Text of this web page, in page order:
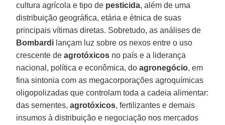
cultura agrícola e tipo de pesticida, além de uma
distribuição geográfica, etária e étnica de suas
principais vítimas diretas. Sobretudo, as análises de
Bombardi lançam luz sobre os nexos entre o uso
crescente deagrotóxicos no país e a liderança
nacional, política e econômica, doagronegócio, em
fina sintonia com as megacorporações agroquímicas
oligopolizadas que controlam toda a cadeia alimentar:
das sementes,agrotóxicos, fertilizantes e demais
insumos à distribuição e negociação nos mercados